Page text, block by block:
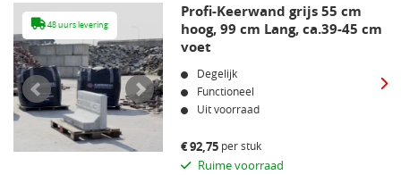
48 uurs levering 48 uurs
Profi-Keerwand grijs 55 cm
hoog, 99 cm Lang, ca.39-45 cm
voet
Degelijk
Functioneel
Uit voorraad
€92,75 per stuk
Ruime voorraad